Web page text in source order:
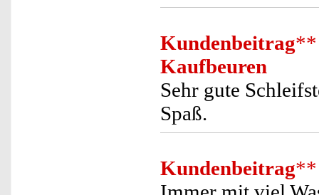
Kundenbeitrag**
Kaufbeuren
Sehr gute
Spaß.
Kundenbeitrag**